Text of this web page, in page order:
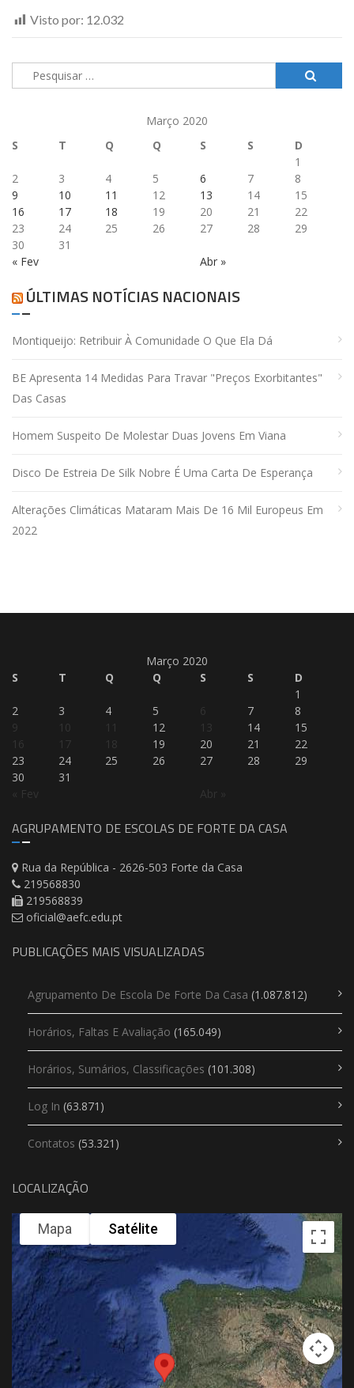
Visto por: 12.032
Pesquisar
por:
Março 2020
S
T Q Q S S D
« Fev Abr »
1
2
3 4 5 6 7
8
9
10 11 12 13 14
15
16
17 18 19 20 21
22
23
24 25 26 27 28
29
30
31
ÚLTIMAS NOTÍCIAS NACIONAIS
Montiqueijo: Retribuir À Comunidade O Que Ela Dá
BE Apresenta 14 Medidas Para Travar "preços Exorbitantes"
Das Casas
Homem Suspeito De Molestar Duas Jovens Em Viana
Disco De Estreia De Silk Nobre É Uma Carta De Esperança
Alterações Climáticas Mataram Mais De 16 Mil Europeus Em
2022
Março 2020
S
T Q Q S S D
« Fev Abr »
1
2
3 4 5 6 7
8
9
10 11 12 13 14
15
16
17 18 19 20 21
22
23
24 25 26 27 28
29
30
31
AGRUPAMENTO DE ESCOLAS DE FORTE DA CASA
Rua da República - 2626-503 Forte da Casa
219568830
219568839
oficial@aefc.edu.pt
PUBLICAÇÕES MAIS VISUALIZADAS
Agrupamento De Escola De Forte Da Casa (1.087.812)
Horários, Faltas E Avaliação (165.049)
Horários, Sumários, Classificações (101.308)
Log In (63.871)
Contatos (53.321)
LOCALIZAÇÃO
Mapa Satélite